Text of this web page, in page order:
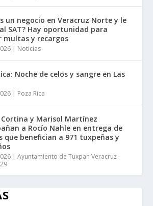
un negocio en Veracruz Norte y le
SAT? Hay oportunidad para
multas y recargos
| Noticias
Noche de celos y sangre en Las
| Poza Rica
Cortina y Marisol Martínez
a Rocío Nahle en entrega de
que benefician a 971 tuxpeñas y
|Ayuntamiento de Tuxpan Veracruz -